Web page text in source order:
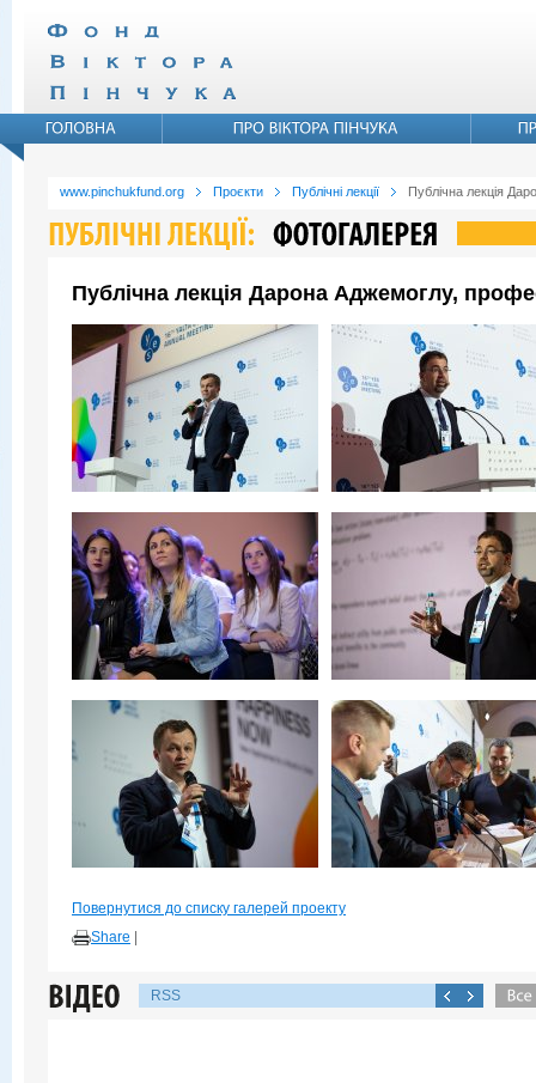
www.pinchukfund.org Проєкти Публічні лекції Публічна лекція
Публічна лекція Дарона Аджемоглу,
Повернутися до списку галерей проекту
Share
RSS